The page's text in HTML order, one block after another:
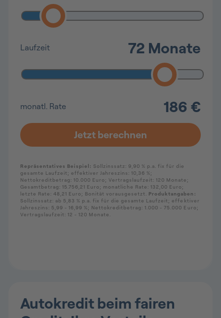
Autokredit beim fairen